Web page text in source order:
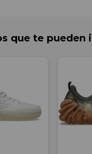
que te pueden